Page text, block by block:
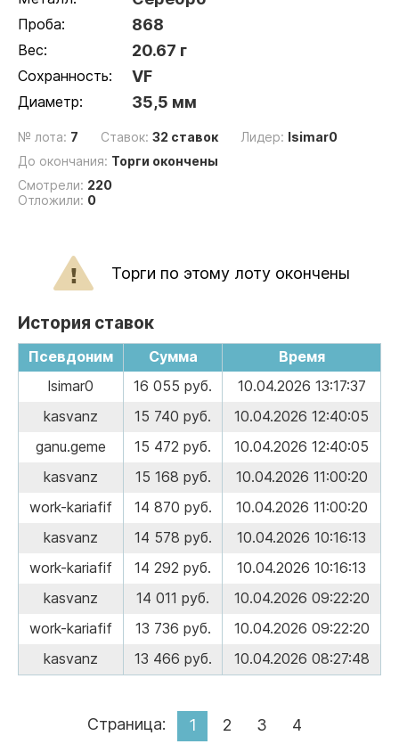
Проба: 868
Вес: 20.67 г
Сохранность: VF
Диаметр: 35,5 мм
№ лота: 7 Ставок: 32 ставок Лидер: lsimar0
До окончания: Торги окончены
Смотрели: 220
Отложили: 0
Торги по этому лоту окончены
История ставок
Псевдоним Сумма
Время
lsimar0
16 055 руб.
10.04.2026 13:17:37
kasvanz
15 740 руб.
10.04.2026 12:40:05
ganu.geme
15 472 руб.
10.04.2026 12:40:05
kasvanz
15 168 руб.
10.04.2026 11:00:20
work-kariafif
14 870 руб.
10.04.2026 11:00:20
kasvanz
14 578 руб.
10.04.2026 10:16:13
work-kariafif
14 292 руб.
10.04.2026 10:16:13
kasvanz
14 011 руб.
10.04.2026 09:22:20
work-kariafif
13 736 руб.
10.04.2026 09:22:20
kasvanz
13 466 руб. 10.04.2026 08:27:48
Страница: 1 2 3 4